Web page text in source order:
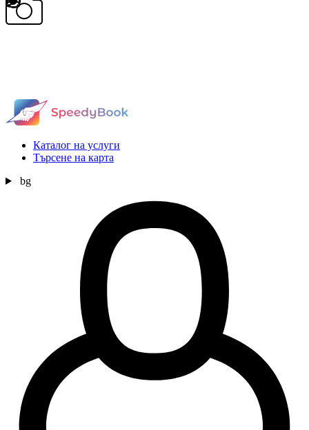
Каталог на услуги
Търсене на карта
bg